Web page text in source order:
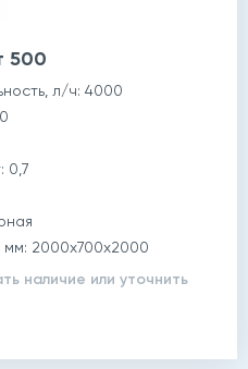
500
л/ч: 4000
0,7
2000х700х2000
наличие или уточнить